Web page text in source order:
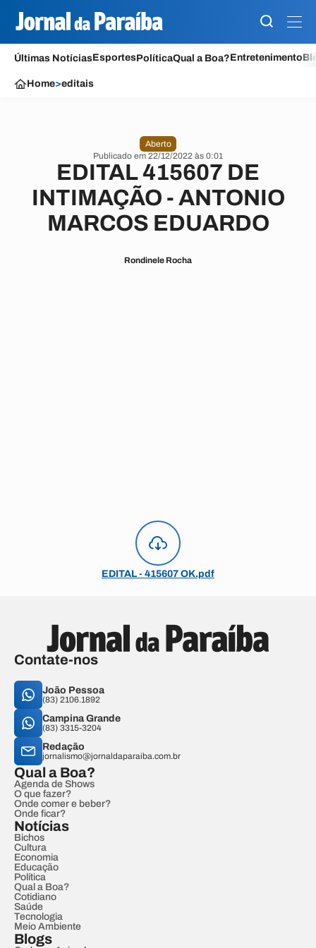
Últimas NotíciasEsportesPolíticaQual a Boa?Entretenimento
Home>editais
Aberto
Publicado em 22/12/2022 às 0:01
EDITAL 415607 DE
INTIMAÇÃO - ANTONIO
MARCOS EDUARDO
Rondinele Rocha
EDITAL - 415607 OK.pdf
Contate-nos
João Pessoa
(83) 2106.1892
Campina Grande
(83) 3315-3204
Redação
jornalismo@jornaldaparaiba.com.br
Qual a Boa?
Agenda de Shows
O que fazer?
Onde comer e beber?
Onde ficar?
Notícias
Bichos
Cultura
Economia
Educação
Política
Qual a Boa?
Cotidiano
Saúde
Tecnologia
Meio Ambiente
Blogs